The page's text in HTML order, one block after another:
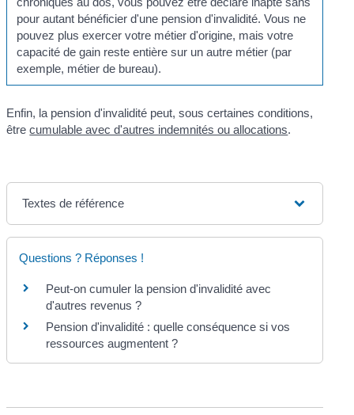
pour autant bénéficier d'une pension d'invalidité. Vous ne
pouvez plus exercer votre métier d'origine, mais votre
capacité de gain reste entière sur un autre métier (par
exemple, métier de bureau).
Enfin, la pension d'invalidité peut, sous certaines conditions,
êtrecumulable avec d'autres indemnités ou allocations.
Textes de référence
Questions ? Réponses !
Peut-on cumuler la pension d'invalidité avec
d'autres revenus ?
Pension d'invalidité : quelle conséquence si vos
ressources augmentent ?